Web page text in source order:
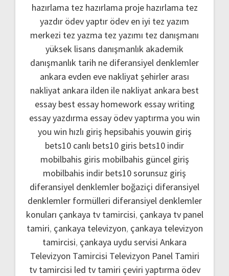
hazırlama tez hazırlama proje hazırlama tez
yazdır ödev yaptır ödev en iyi tez yazım
merkezi tez yazma tez yazımı tez danışmanı
yüksek lisans danışmanlık akademik
danışmanlık tarih ne diferansiyel denklemler
ankara evden eve nakliyatşehirler arası
nakliyat ankara ilden ile nakliyat ankara best
essay best essay homework essay writing
essay yazdırma essay ödev yaptırma you win
you win hızlı giriş hepsibahis youwin giriş
bets10 canlı bets10 giris bets10 indir
mobilbahis giris mobilbahis güncel giriş
mobilbahis indir bets10 sorunsuz giriş
diferansiyel denklemler boğaziçi diferansiyel
denklemler formülleri diferansiyel denklemler
konuları çankaya tv tamircisi, çankaya tv panel
tamiri, çankaya televizyon, çankaya televizyon
tamircisi, çankaya uydu servisi Ankara
Televizyon Tamircisi Televizyon Panel Tamiri
tv tamircisi led tv tamiri çeviri yaptırma ödev